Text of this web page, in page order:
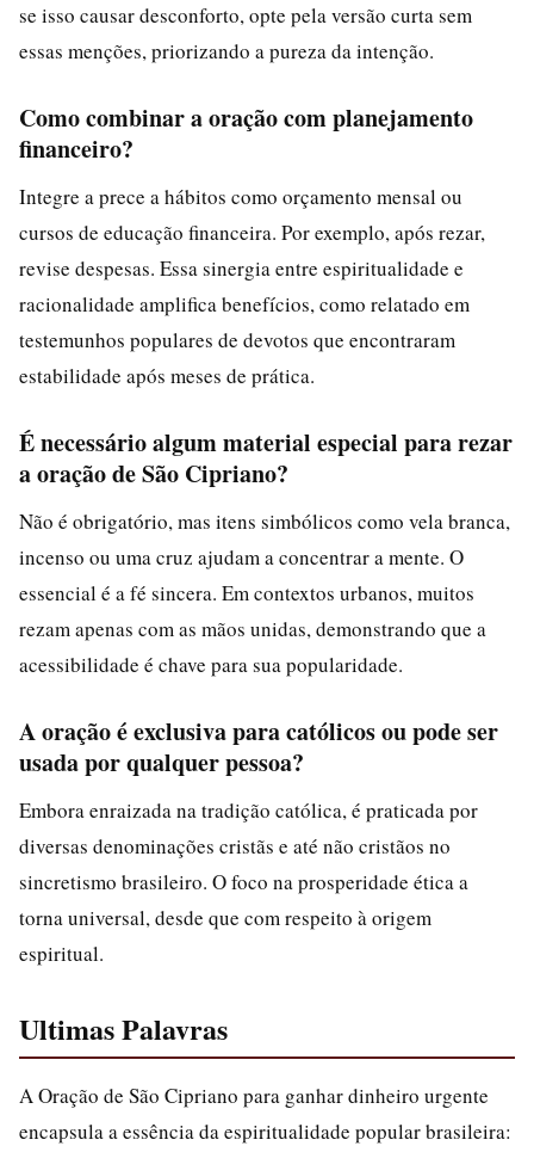
se isso causar desconforto, opte pela versão curta sem
essas menções, priorizando a pureza da intenção.
Como combinar a oração com planejamento
financeiro?
Integre a prece a hábitos como orçamento mensal ou
cursos de educação financeira. Por exemplo, após rezar,
revise despesas. Essa sinergia entre espiritualidade e
racionalidade amplifica benefícios, como relatado em
testemunhos populares de devotos que encontraram
estabilidade após meses de prática.
É necessário algum material especial para rezar
a oração de São Cipriano?
Não é obrigatório, mas itens simbólicos como vela branca,
incenso ou uma cruz ajudam a concentrar a mente. O
essencial é a fé sincera. Em contextos urbanos, muitos
rezam apenas com as mãos unidas, demonstrando que a
acessibilidade é chave para sua popularidade.
A oração é exclusiva para católicos ou pode ser
usada por qualquer pessoa?
Embora enraizada na tradição católica, é praticada por
diversas denominações cristãs e até não cristãos no
sincretismo brasileiro. O foco na prosperidade ética a
torna universal, desde que com respeito à origem
espiritual.
Ultimas Palavras
A Oração de São Cipriano para ganhar dinheiro urgente
encapsula a essência da espiritualidade popular brasileira: